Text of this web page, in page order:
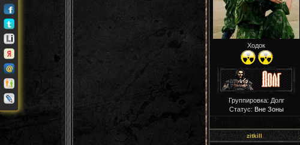
Ходок
Группировка: Долг
Статус: Вне Зоны
zitkill